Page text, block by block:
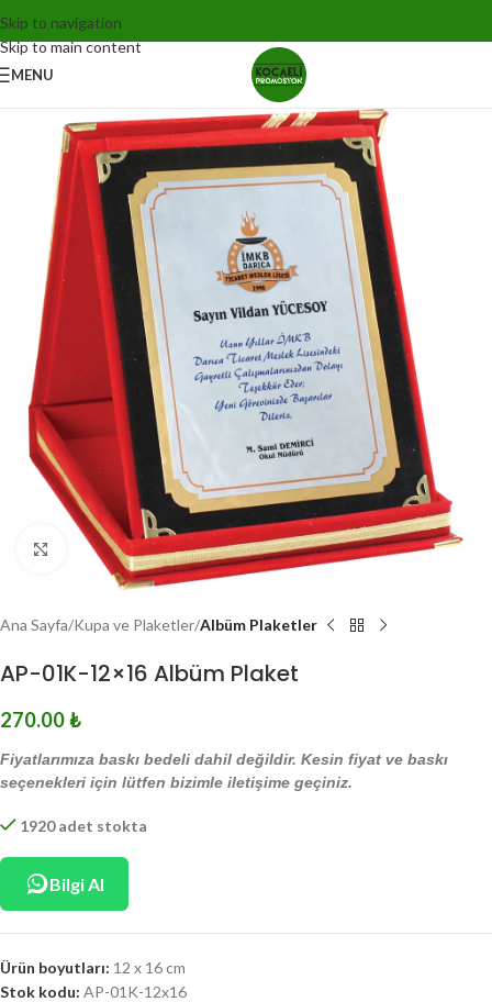
Skip to navigation
Skip to main content
MENU
Click to enlarge
Ana Sayfa Kupa ve Plaketler Albüm Plaketler
AP-01K-12×16 Albüm Plaket
270.00₺
Fiyatlarımıza baskı bedeli dahil değildir. Kesin fiyat ve baskı
seçenekleri için lütfen bizimle iletişime geçiniz.
1920 adet stokta
Bilgi Al
Ürün boyutları: 12 x 16 cm
Stok kodu: AP-01K-12x16